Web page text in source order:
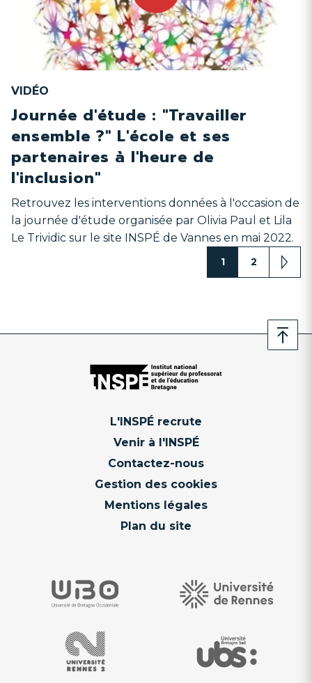
VIDÉO
Journée d'étude : "Travailler
ensemble ?" L'école et ses
partenaires à l'heure de
l'inclusion"
Retrouvez les interventions données à l'occasion de
la journée d'étude organisée par Olivia Paul et Lila
Le Trividic sur le site INSPÉ de Vannes en mai 2022.
1 2 e
L'INSPÉ recrute
Venir à l'INSPÉ
Contactez-nous
Gestion des cookies
Mentions légales
Plan du site